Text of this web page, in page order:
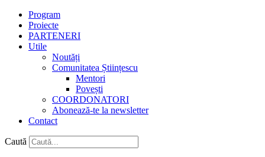
Program
Proiecte
PARTENERI
Utile
Noutăți
Comunitatea Științescu
Mentori
Povești
COORDONATORI
Abonează-te la newsletter
Contact
Caută